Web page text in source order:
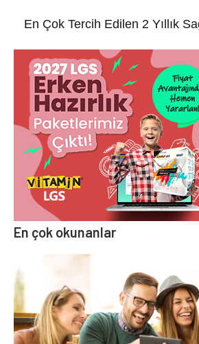
En Çok Tercih Edilen 2 Yıllık
En çok okunanlar